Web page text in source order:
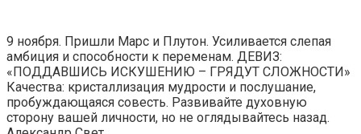
9 ноября. Пришли Марс и Плутон. Усиливается слепая
амбиция и способности к переменам. ДЕВИЗ:
«ПОДДАВШИСЬ ИСКУШЕНИЮ – ГРЯДУТ СЛОЖНОСТИ»
Качества: кристаллизация мудрости и послушание,
пробуждающаяся совесть. Развивайте духовную
сторону вашей личности, но не оглядывайтесь назад.